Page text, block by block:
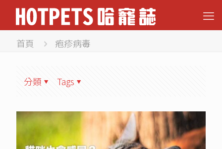
首頁 疱疹病毒
分類 Tags